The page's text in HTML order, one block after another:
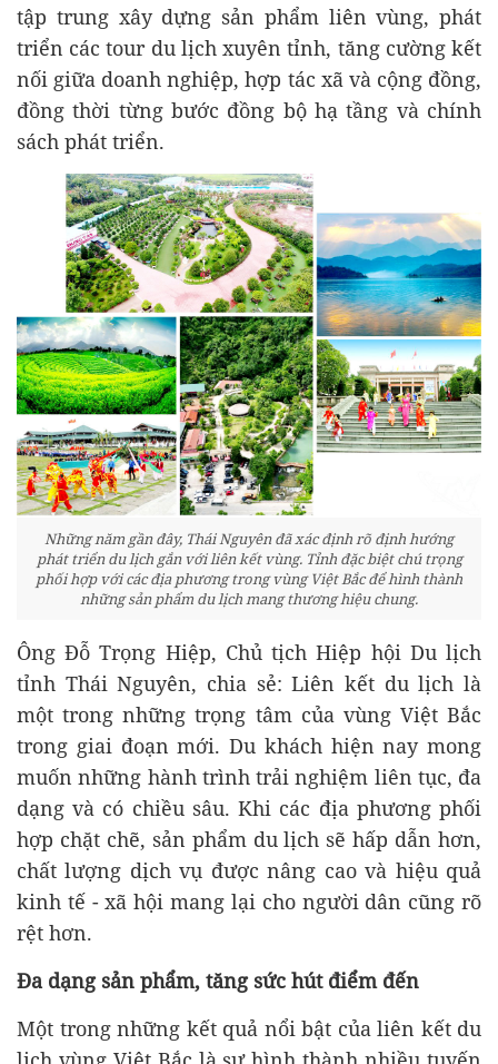
tập trung xây dựng sản phẩm liên vùng, phát
triển các tour du lịch xuyên tỉnh, tăng cường kết
nối giữa doanh nghiệp, hợp tác xã và cộng đồng,
đồng thời từng bước đồng bộ hạ tầng và chính
sách phát triển.
Những năm gần đây, Thái Nguyên đã xác định rõ định hướng
phát triển du lịch gắn với liên kết vùng. Tỉnh đặc biệt chú trọng
phối hợp với các địa phương trong vùng Việt Bắc để hình thành
những sản phẩm du lịch mang thương hiệu chung.
Ông Đỗ Trọng Hiệp, Chủ tịch Hiệp hội Du lịch
tỉnh Thái Nguyên, chia sẻ: Liên kết du lịch là
một trong những trọng tâm của vùng Việt Bắc
trong giai đoạn mới. Du khách hiện nay mong
muốn những hành trình trải nghiệm liên tục, đa
dạng và có chiều sâu. Khi các địa phương phối
hợp chặt chẽ, sản phẩm du lịch sẽ hấp dẫn hơn,
chất lượng dịch vụ được nâng cao và hiệu quả
kinh tế - xã hội mang lại cho người dân cũng rõ
rệt hơn.
Đa dạng sản phẩm, tăng sức hút điểm đến
Một trong những kết quả nổi bật của liên kết du